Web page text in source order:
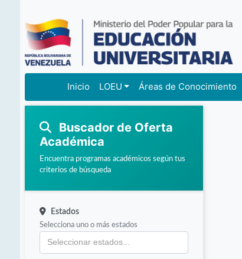
Inicio LOEU Áreas de Conocimiento
Buscador de Oferta
Académica
Encuentra programas académicos según tus
criterios de búsqueda
Estados
Selecciona uno o más estados